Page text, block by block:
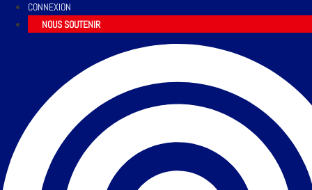
CONNEXION
NOUS SOUTENIR